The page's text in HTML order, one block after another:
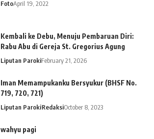
FotoApril 19, 2022
Kembali ke Debu, Menuju Pembaruan Diri:
Rabu Abu di Gereja St. Gregorius Agung
Liputan ParokiFebruary 21, 2026
Iman Memampukanku Bersyukur (BHSF No.
719, 720, 721)
Liputan ParokiRedaksiOctober 8, 2023
wahyu pagi